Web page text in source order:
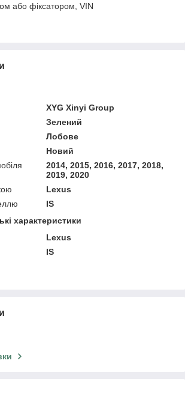
або фіксатором, VIN
XYG Xinyi Group
Зелений
Лобове
Новий
2014, 2015, 2016, 2017, 2018,
2019, 2020
Lexus
IS
характеристики
Lexus
IS